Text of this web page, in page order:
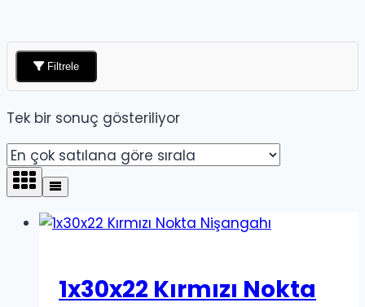
Filtrele
Tek bir sonuç gösteriliyor
1x30x22 Kırmızı Nokta